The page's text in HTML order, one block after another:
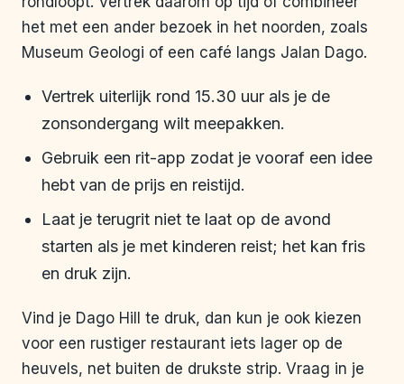
het met een ander bezoek in het noorden, zoals
Museum Geologi of een café langs Jalan Dago.
Vertrek uiterlijk rond 15.30 uur als je de
zonsondergang wilt meepakken.
Gebruik een rit-app zodat je vooraf een idee
hebt van de prijs en reistijd.
Laat je terugrit niet te laat op de avond
starten als je met kinderen reist; het kan fris
en druk zijn.
Vind je Dago Hill te druk, dan kun je ook kiezen
voor een rustiger restaurant iets lager op de
heuvels, net buiten de drukste strip. Vraag in je